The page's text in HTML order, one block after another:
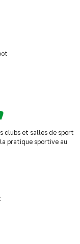
clubs et salles de sport
pratique sportive au